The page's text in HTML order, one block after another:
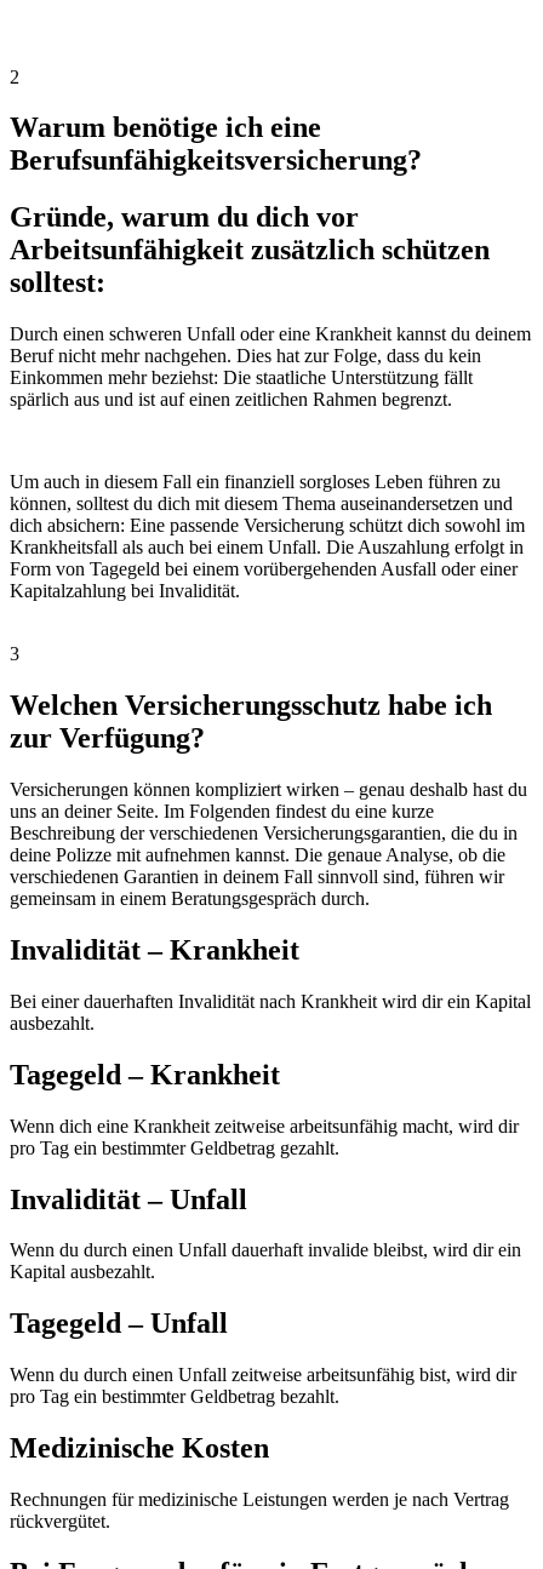
2
Warum benötige ich eine
Berufsunfähigkeitsversicherung?
Gründe, warum du dich vor
Arbeitsunfähigkeit zusätzlich schützen
solltest:
Durch einen schweren Unfall oder eine Krankheit kannst du deinem
Beruf nicht mehr nachgehen. Dies hat zur Folge, dass du kein
Einkommen mehr beziehst: Die staatliche Unterstützung fällt
spärlich aus und ist auf einen zeitlichen Rahmen begrenzt.
Um auch in diesem Fall ein finanziell sorgloses Leben führen zu
können, solltest du dich mit diesem Thema auseinandersetzen und
dich absichern: Eine passende Versicherung schützt dich sowohl im
Krankheitsfall als auch bei einem Unfall. Die Auszahlung erfolgt in
Form von Tagegeld bei einem vorübergehenden Ausfall oder einer
Kapitalzahlung bei Invalidität.
3
Welchen Versicherungsschutz habe ich
zur Verfügung?
Versicherungen können kompliziert wirken – genau deshalb hast du
uns an deiner Seite. Im Folgenden findest du eine kurze
Beschreibung der verschiedenen Versicherungsgarantien, die du in
deine Polizze mit aufnehmen kannst. Die genaue Analyse, ob die
verschiedenen Garantien in deinem Fall sinnvoll sind, führen wir
gemeinsam in einem Beratungsgespräch durch.
Invalidität – Krankheit
Bei einer dauerhaften Invalidität nach Krankheit wird dir ein Kapital
ausbezahlt.
Tagegeld – Krankheit
Wenn dich eine Krankheit zeitweise arbeitsunfähig macht, wird dir
pro Tag ein bestimmter Geldbetrag gezahlt.
Invalidität – Unfall
Wenn du durch einen Unfall dauerhaft invalide bleibst, wird dir ein
Kapital ausbezahlt.
Tagegeld – Unfall
Wenn du durch einen Unfall zeitweise arbeitsunfähig bist, wird dir
pro Tag ein bestimmter Geldbetrag bezahlt.
Medizinische Kosten
Rechnungen für medizinische Leistungen werden je nach Vertrag
rückvergütet.